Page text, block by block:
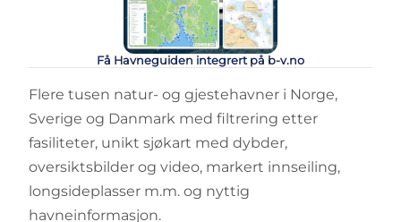
Få Havneguiden integrert på b-v.no
Flere tusen natur- og gjestehavner i Norge,
Sverige og Danmark med filtrering etter
fasiliteter, unikt sjøkart med dybder,
oversiktsbilder og video, markert innseiling,
longsideplasser m.m. og nyttig
havneinformasjon.